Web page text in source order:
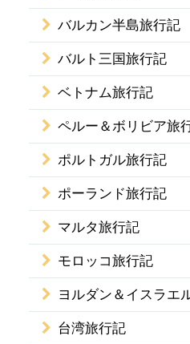
バルカン半島旅行記
バルト三国旅行記
ベトナム旅行記
ペルー＆ボリビア旅
ポルトガル旅行記
ポーランド旅行記
マルタ旅行記
モロッコ旅行記
ヨルダン＆イスラエ
台湾旅行記